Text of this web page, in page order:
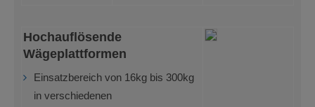
Hochauflösende
Wägeplattformen
Einsatzbereich von 16kg bis 300kg
in verschiedenen